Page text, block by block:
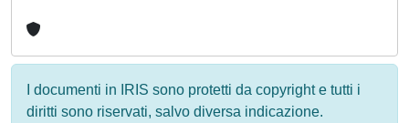
I documenti in IRIS sono protetti da copyright e tutti i
diritti sono riservati, salvo diversa indicazione.